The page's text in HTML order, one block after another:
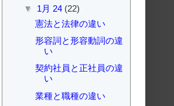
▼ 1月 24 (22)
憲法と法律の違い
形容詞と形容動詞の違
い
契約社員と正社員の違
い
業種と職種の違い